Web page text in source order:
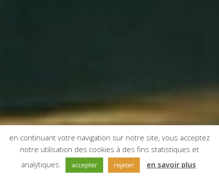
;
en continuant votre navigation sur notre site, vous acceptez
notre utilisation des cookies à des fins statistiques et
analytiques.
accepter rejeter en savoir plus